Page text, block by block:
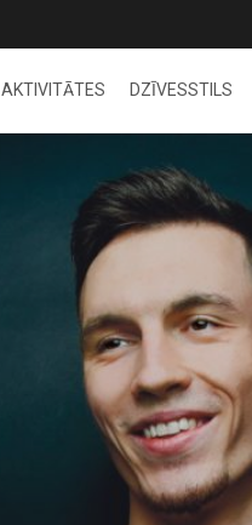
AKTIVITĀTES DZĪVESSTILS